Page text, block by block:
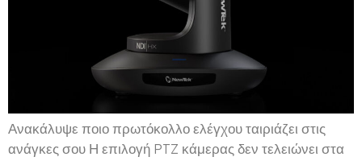
Ανακάλυψε ποιο πρωτόκολλο ελέγχου ταιριάζει στις
ανάγκες σου Η επιλογή PTZ κάμερας δεν τελειώνει στα